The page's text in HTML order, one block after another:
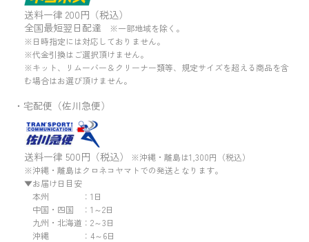
送料一律 200円（税込）
全国最短翌日配達 ※一部地域を除く。
※日時指定には対応しておりません。
※代金引換はご選択頂けません。
※キット、リムーバー＆クリーナー類等、規定サイズを超える商品を含
む場合はお選び頂けません。
・宅配便（佐川急便）
送料一律 500円（税込）
※沖縄・離島は1,300円（税込）
※沖縄・離島はクロネコヤマトでの発送となります。
▼お届け日目安
本州 ：1日
中国・四国 ：1～2日
九州・北海道：2～3日
沖縄 ：4～6日